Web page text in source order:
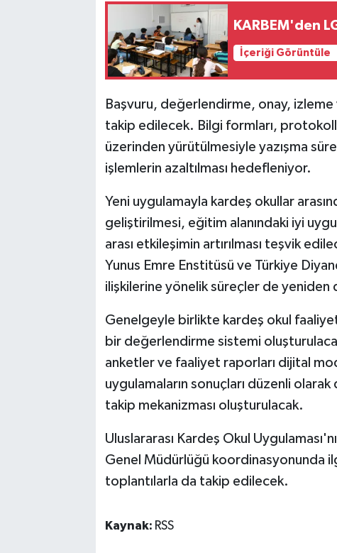
KARBEM'den
İçeriği Görüntüle
Başvuru, değerlendirme, onay,
takip edilecek. Bilgi formları,
üzerinden yürütülmesiyle yazışma
işlemlerin azaltılması hedefleniyor.
Yeni uygulamayla kardeş okullar
geliştirilmesi, eğitim alanındaki iyi
arası etkileşimin artırılması teşvik
Yunus Emre Enstitüsü ve Türkiye
ilişkilerine yönelik süreçler de yeniden
Genelgeyle birlikte kardeş okul
bir değerlendirme sistemi
anketler ve faaliyet raporları dijital
uygulamaların sonuçları düzenli
takip mekanizması oluşturulacak.
Uluslararası Kardeş Okul
Genel Müdürlüğü koordinasyonunda
toplantılarla da takip edilecek.
Kaynak: RSS